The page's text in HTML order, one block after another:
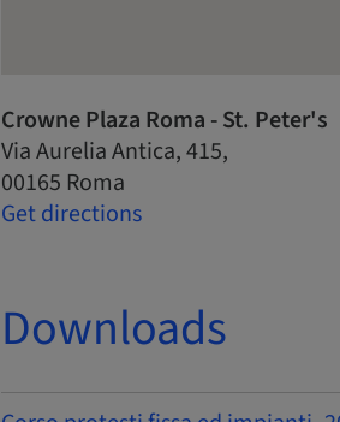
Crowne Plaza Roma - St. Peter's
Via Aurelia Antica, 415,
00165 Roma
Get directions
Downloads